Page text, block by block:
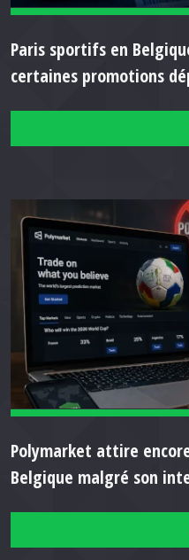
Paris sportifs en
certaines promotions
Polymarket attire
Belgique malgré son